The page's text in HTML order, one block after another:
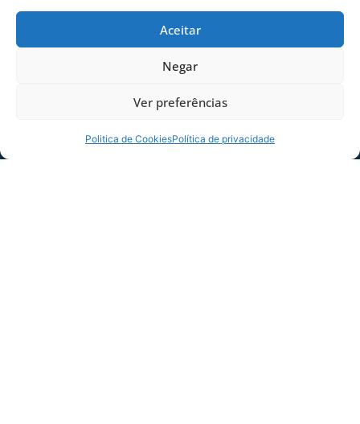
Aceitar
Negar
Ver preferências
Politica de CookiesPolítica de privacidade